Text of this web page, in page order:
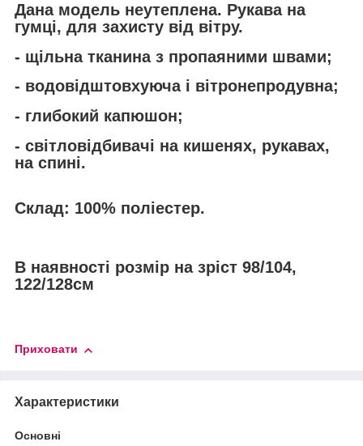
Дана модель неутеплена. Рукава на
гумці, для захисту від вітру.
- щільна тканина з пропаяними швами;
- водовідштовхуюча і вітронепродувна;
- глибокий капюшон;
- світловідбивачі на кишенях, рукавах,
на спині.
Склад: 100% поліестер.
В наявності розмір на зріст 98/104,
122/128см
Приховати
Характеристики
Основні